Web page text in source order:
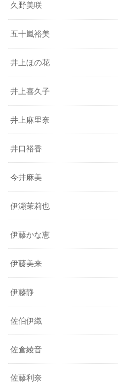
久野美咲
五十嵐裕美
井上ほの花
井上喜久子
井上麻里奈
井口裕香
今井麻美
伊瀬茉莉也
伊藤かな恵
伊藤美来
伊藤静
佐伯伊織
佐倉綾音
佐藤利奈